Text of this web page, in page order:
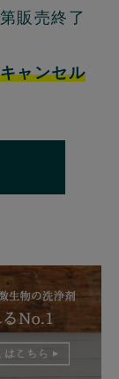
販売終了
ャンセル